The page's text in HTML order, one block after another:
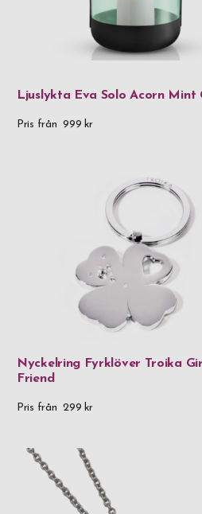
Paperstyle
SIGG
Troika
Victorinox
Vildmark
Zippo
Ljuslykta Eva Solo Acorn Mint
Pris från 999 kr
Nyckelring Fyrklöver Troika
Friend
Pris från 299 kr